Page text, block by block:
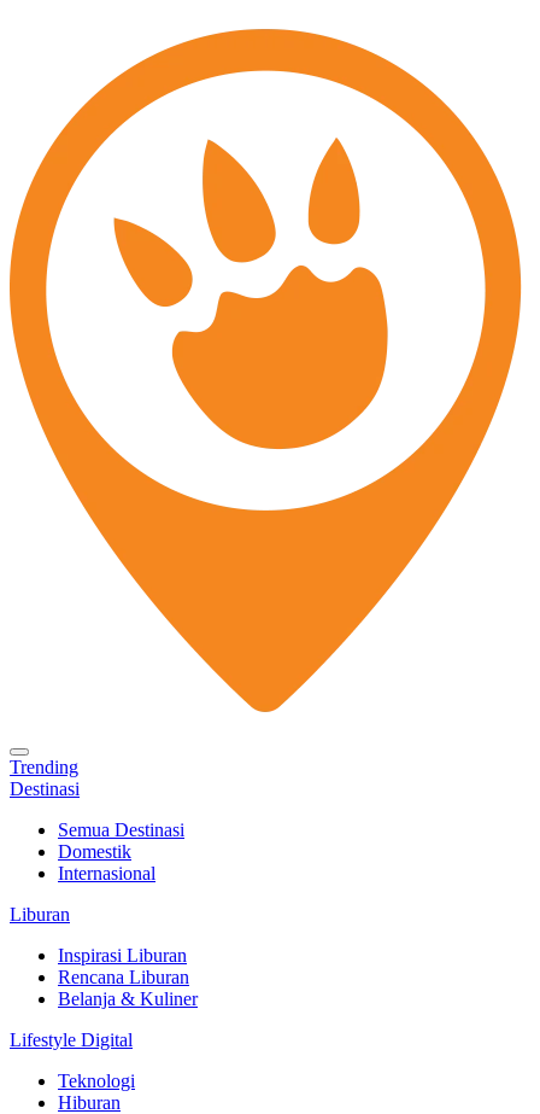
Trending
Destinasi
Semua Destinasi
Domestik
Internasional
Liburan
Inspirasi Liburan
Rencana Liburan
Belanja & Kuliner
Lifestyle Digital
Teknologi
Hiburan